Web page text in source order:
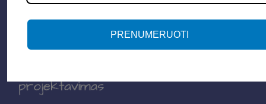
PRENUMERUOTI